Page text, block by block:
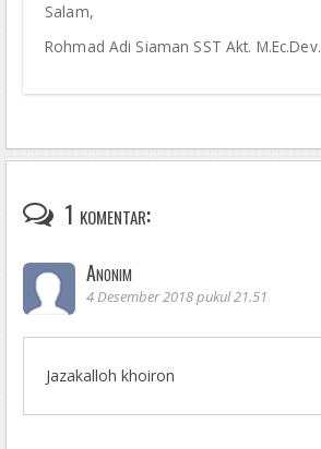
Salam,
Rohmad Adi Siaman SST Akt. M.Ec.Dev.
1 komentar:
Anonim
4 Desember 2018 pukul 21.51
Jazakalloh khoiron